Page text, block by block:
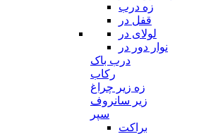
زه درب
قفل در
لولای در
نوار دور در
درب باک
رکاب
زه زیر چراغ
زیر سانروف
سپر
براکت